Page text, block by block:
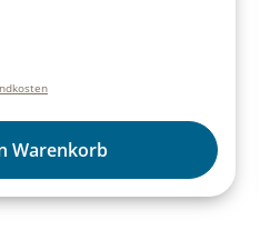
Kurzvorbereitung
& Requisiten,
Warenkorb